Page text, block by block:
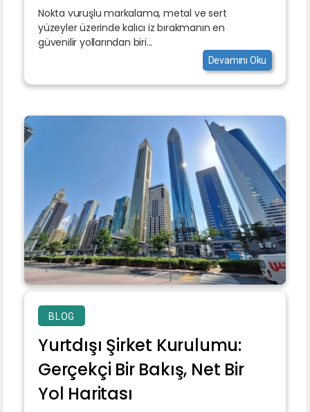
Nokta vuruşlu markalama, metal ve sert
yüzeyler üzerinde kalıcı iz bırakmanın en
güvenilir yollarından biri...
Devamını Oku
BLOG
Yurtdışı Şirket Kurulumu:
Gerçekçi Bir Bakış, Net Bir
Yol Haritası